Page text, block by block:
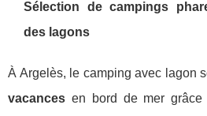
Sélection de campings
des lagons
À Argelès, le camping avec lagon
vacances en bord de mer